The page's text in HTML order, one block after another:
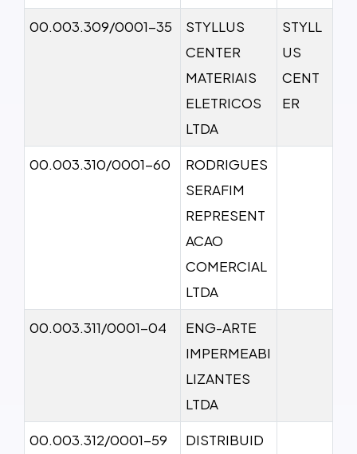
00.003.309/0001-35
STYLLUS
CENTER
MATERIAIS
ELETRICOS
LTDA
STYLL
US
CENT
ER
00.003.310/0001-60
RODRIGUES
SERAFIM
REPRESENT
ACAO
COMERCIAL
LTDA
00.003.311/0001-04
ENG-ARTE
IMPERMEABI
LIZANTES
LTDA
00.003.312/0001-59
DISTRIBUID